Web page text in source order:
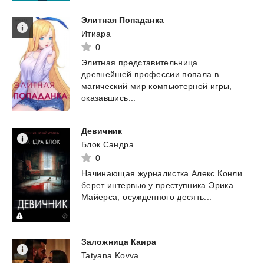
Элитная Попаданка
Итиара
0
Элитная представительница
древнейшей профессии попала в
магический мир компьютерной игры,
оказавшись...
Девичник
Блок Сандра
0
Начинающая журналистка Алекс Конли
берет интервью у преступника Эрика
Майерса,
осужденного десять...
Заложница Каира
Tatyana Kovva